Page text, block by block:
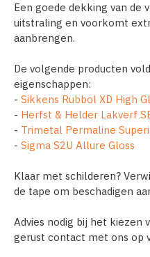
Een goede dekking van de
uitstraling en voorkomt
aanbrengen.
De volgende producten
eigenschappen:
- Sikkens Rubbol XD High
- Herfst & Helder Lakverf
- Trimetal Permaline
- Sigma S2U Allure Gloss
Klaar met schilderen?
de tape om beschadigen
Advies nodig bij het kiezen
gerust contact met ons op